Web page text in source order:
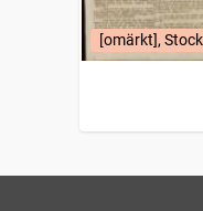
[omärkt],